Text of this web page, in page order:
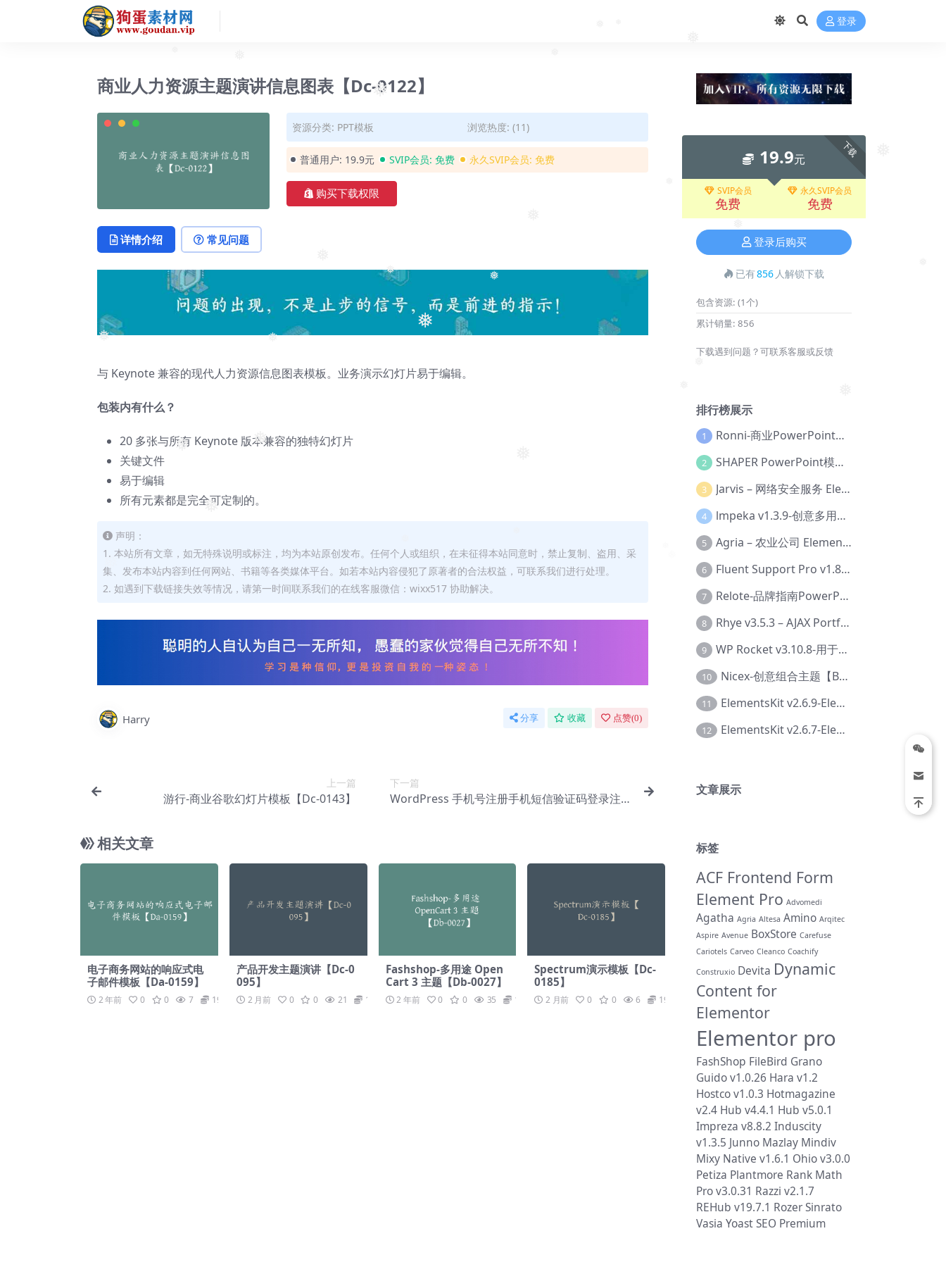
❅
❅
❅
❅
❅
❅
❅
❅
❅
❅
❅
登录
商业人力资源主题演讲信息图表【Dc-0122】
资源分类: PPT模板 浏览热度: (11)
普通用户: 19.9元 SVIP会员: 免费 永久SVIP会员: 免费
购买下载权限
详情介绍 常见问题
与 Keynote 兼容的现代人力资源信息图表模板。业务演示幻灯片易于编辑。
包装内有什么？
20 多张与所有 Keynote 版本兼容的独特幻灯片
关键文件
易于编辑
所有元素都是完全可定制的。
声明：
1. 本站所有文章，如无特殊说明或标注，均为本站原创发布。任何个人或组织，在未征得本站同意时，禁止复制、盗用、采
集、发布本站内容到任何网站、书籍等各类媒体平台。如若本站内容侵犯了原著者的合法权益，可联系我们进行处理。
2. 如遇到下载链接失效等情况，请第一时间联系我们的在线客服微信：wixx517 协助解决。
Harry 分享 收藏 点赞(0)
上一篇
游行-商业谷歌幻灯片模板【Dc-0143】
下一篇
WordPress 手机号注册手机短信验证码登录注册
相关文章
电子商务网站的响应式电
子邮件模板【Da-0159】
2 年前 0 0 7 19.9
产品开发主题演讲【Dc-0
095】
2 月前 0 0 21 19.9
Fashshop-多用途 Open
Cart 3 主题【Db-0027】
2 年前 0 0 35 19.9
Spectrum演示模板【Dc-
0185】
2 月前 0 0 6 19.9
下载
19.9元
SVIP会员
免费
永久SVIP会员
免费
登录后购买
已有856 人解锁下载
包含资源: (1个)
累计销量: 856
下载遇到问题？可联系客服或反馈
排行榜展示
1 Ronni-商业PowerPoint模板【Dc-0077】
2 SHAPER PowerPoint模板【Dc-0184】
3 Jarvis – 网络安全服务 Elementor 模板套件【Aa-0035】
4 lmpeka v1.3.9-创意多用途 WordPress 主题【Be-0064】
5 Agria – 农业公司 Elementor Pro 模板套件【Aa-0003】
6 Fluent Support Pro v1.8.1 – WordPress 支持票务系统【Cc-0041】
7 Relote-品牌指南PowerPoint模板【Dc-0076】
8 Rhye v3.5.3 – AJAX Portfolio WordPress 主题【Bi-0049】
9 WP Rocket v3.10.8-用于wordpress速度优化的缓存加速插件【Cd-0019】
10 Nicex-创意组合主题【Be-0092】
11 ElementsKit v2.6.9-Elementor插件【Ab-0161】
12 ElementsKit v2.6.7-Elementor插件【Ab-0162】
文章展示
标签
ACF Frontend Form
Element Pro Advomedi
Agatha Agria Altesa Amino Arqitec
Aspire Avenue BoxStore Carefuse
Cariotels Carveo Cleanco Coachify
Construxio Devita Dynamic
Content for
Elementor
Elementor pro
FashShop FileBird Grano
Guido v1.0.26 Hara v1.2
Hostco v1.0.3 Hotmagazine
v2.4 Hub v4.4.1 Hub v5.0.1
Impreza v8.8.2 Induscity
v1.3.5 Junno Mazlay Mindiv
Mixy Native v1.6.1 Ohio v3.0.0
Petiza Plantmore Rank Math
Pro v3.0.31 Razzi v2.1.7
REHub v19.7.1 RozerSinrato
Vasia Yoast SEO Premium